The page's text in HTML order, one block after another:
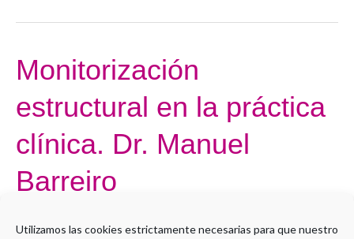
Utilizamos las cookies estrictamente necesarias para que nuestro
Arranz
Monitorización
estructural en la práctica
clínica. Dr. Manuel
Barreiro
Monitorización
estructural
en
práctica
Dr.
Barreiro